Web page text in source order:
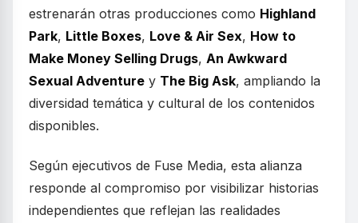
estrenarán otras producciones como Highland
Park, Little Boxes, Love & Air Sex, How to
Make Money Selling Drugs, An Awkward
Sexual Adventure y The Big Ask, ampliando la
diversidad temática y cultural de los contenidos
disponibles.
Según ejecutivos de Fuse Media, esta alianza
responde al compromiso por visibilizar historias
independientes que reflejan las realidades